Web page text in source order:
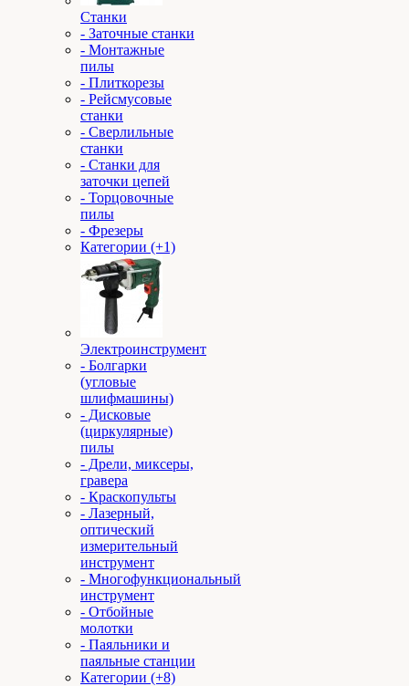
Станки
- Заточные станки
- Монтажные
пилы
- Плиткорезы
- Рейсмусовые
станки
- Сверлильные
станки
- Станки для
заточки цепей
- Торцовочные
пилы
- Фрезеры
Категории (+1)
Электроинструмент
- Болгарки
(угловые
шлифмашины)
- Дисковые
(циркулярные)
пилы
- Дрели, миксеры,
гравера
- Краскопульты
- Лазерный,
оптический
измерительный
инструмент
- Многофункциональный
инструмент
- Отбойные
молотки
- Паяльники и
паяльные станции
Категории (+8)